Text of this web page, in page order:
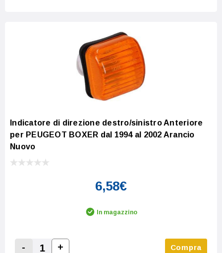
Indicatore di direzione destro/sinistro Anteriore
per PEUGEOT BOXER dal 1994 al 2002 Arancio
Nuovo
6,58€
In magazzino
- + Compra